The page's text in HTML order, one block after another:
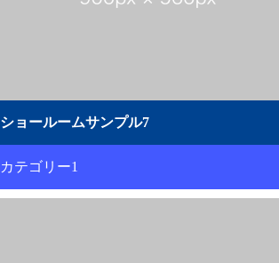
ショールームサンプル7
カテゴリー1